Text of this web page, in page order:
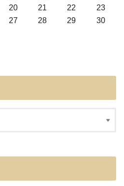
20 21 22
23
27 28 29
30